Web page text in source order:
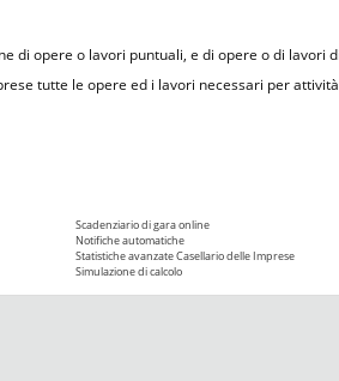
di opere o lavori puntuali, e di opere o di
tutte le opere ed i lavori necessari per attività
Scadenziario di gara online
Notifiche automatiche
Statistiche avanzateCasellario delle Imprese
Simulazione di calcolo